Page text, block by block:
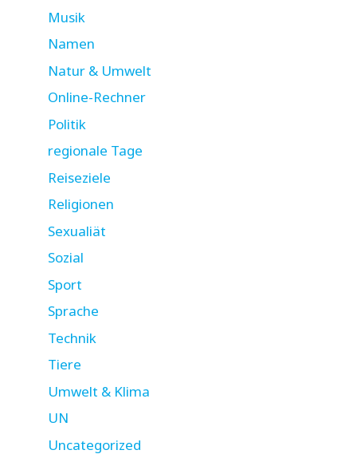
Musik
Namen
Natur & Umwelt
Online-Rechner
Politik
regionale Tage
Reiseziele
Religionen
Sexualiät
Sozial
Sport
Sprache
Technik
Tiere
Umwelt & Klima
UN
Uncategorized